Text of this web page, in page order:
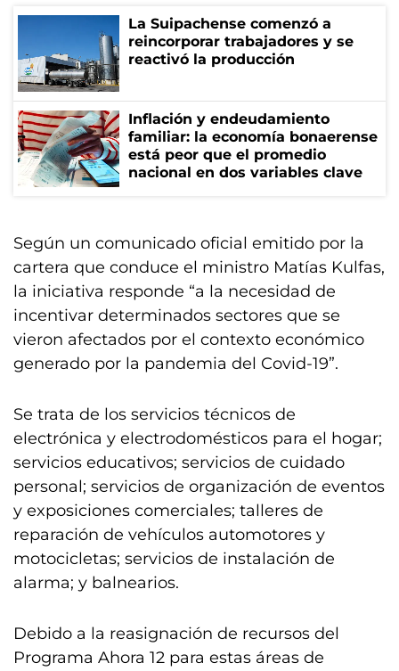
La Suipachense comenzó a
reincorporar trabajadores y se
reactivó la producción
Inflación y endeudamiento
familiar: la economía bonaerense
está peor que el promedio
nacional en dos variables clave
Según un comunicado oficial emitido por la
cartera que conduce el ministro Matías Kulfas,
la iniciativa responde “a la necesidad de
incentivar determinados sectores que se
vieron afectados por el contexto económico
generado por la pandemia del Covid-19”.
Se trata de los servicios técnicos de
electrónica y electrodomésticos para el hogar;
servicios educativos; servicios de cuidado
personal; servicios de organización de eventos
y exposiciones comerciales; talleres de
reparación de vehículos automotores y
motocicletas; servicios de instalación de
alarma; y balnearios.
Debido a la reasignación de recursos del
Programa Ahora 12 para estas áreas de